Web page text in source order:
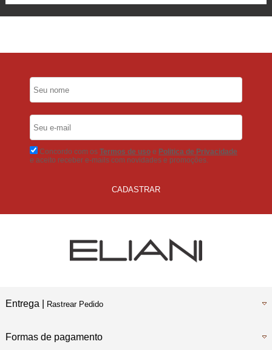
Concordo com os Termos de usoe Politica de Privacidade
e aceito receber e-mails com novidades e promoções.
CADASTRAR
Entrega | Rastrear Pedido
Formas de pagamento